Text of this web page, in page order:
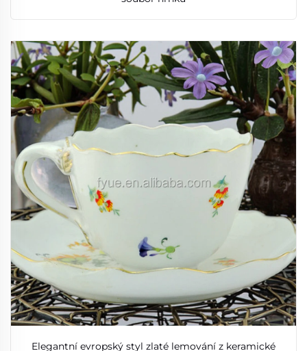
Elegantní evropský styl zlaté lemování z keramické